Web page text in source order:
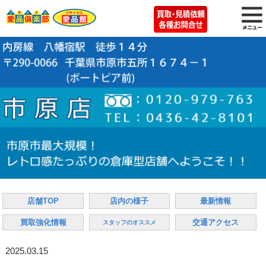
店舗TOP 店内の様子 最新情報
買取強化情報 スタッフのオススメ 交通アクセス
2025.03.15